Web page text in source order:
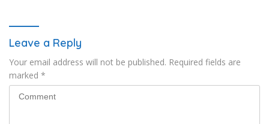
Suntuk”
Leave a Reply
Your email address will not be published. Required fields are
marked *